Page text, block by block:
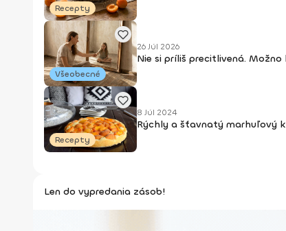
Recepty
Všeobecné
26 Júl 2026
Nie si príliš precitlivená.
Recepty
8 Júl 2024
Rýchly a šťavnatý marhuľový
Len do vypredania zásob!